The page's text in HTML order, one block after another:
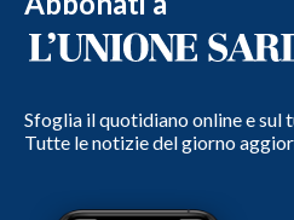
Sfoglia il quotidiano online e sul
Tutte le notizie del giorno